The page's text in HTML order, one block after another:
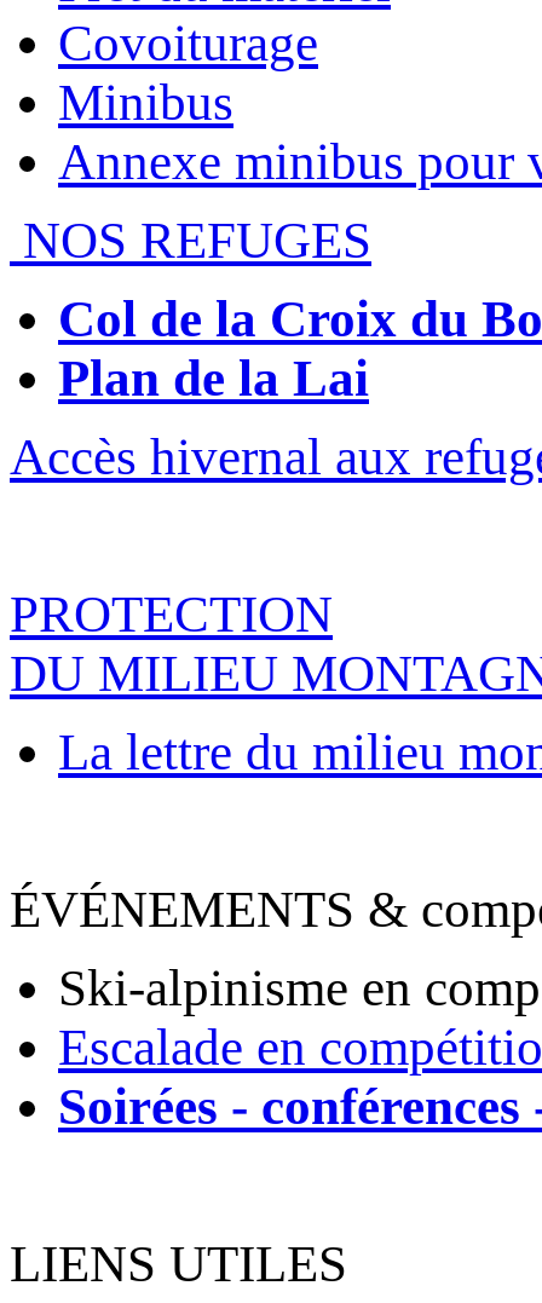
Covoiturage
Minibus
Annexe minibus pour
NOS REFUGES
Col de la Croix du
Plan de la Lai
Accès hivernal aux
PROTECTION
DU MILIEU
La lettre du milieu
ÉVÉNEMENTS &
Ski-alpinisme en
Escalade en
Soirées - conférences
LIENS UTILES